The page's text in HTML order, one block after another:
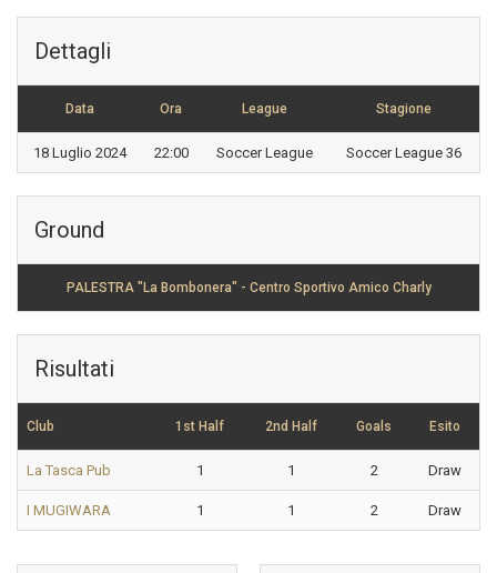
Dettagli
Data Ora League Stagione
18 Luglio 2024 22:00 Soccer League Soccer League 36
Ground
PALESTRA "La Bombonera" - Centro Sportivo Amico Charly
Risultati
Club 1st Half 2nd Half Goals Esito
La Tasca Pub 1 1 2 Draw
I MUGIWARA 1 1 2 Draw